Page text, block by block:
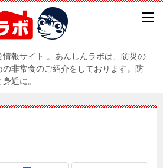
報サイト 。あんしんラボは、防災の
非常食のご紹介をしております。防
近に。